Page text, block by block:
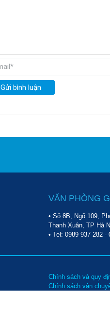
Gửi bình luận
VĂN PHÒNG
• Số 8B, Ngõ 109,
Thanh Xuân, TP Hà
• Tel: 0989 937 282-
Chính sách và quy
Chính sách vận